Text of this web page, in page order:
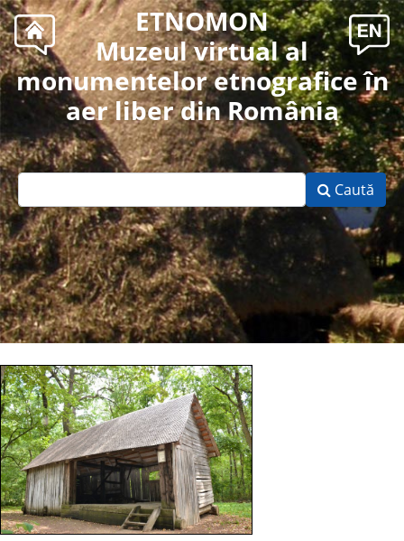
ETNOMON
Muzeul virtual al
monumentelor etnografice în
aer liber din România
Caută